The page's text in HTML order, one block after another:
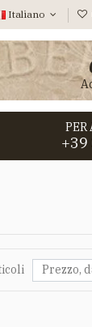
Italiano
PER
+39
Prezzo,